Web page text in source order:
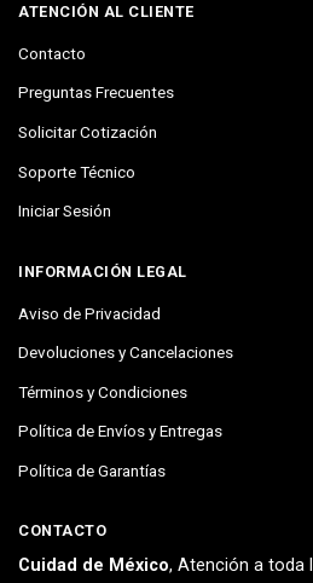
ATENCIÓN AL CLIENTE
Contacto
Preguntas Frecuentes
Solicitar Cotización
Soporte Técnico
Iniciar Sesión
INFORMACIÓN LEGAL
Aviso de Privacidad
Devoluciones y Cancelaciones
Términos y Condiciones
Política de Envíos y Entregas
Política de Garantías
CONTACTO
Cuidad de México, Atención a toda